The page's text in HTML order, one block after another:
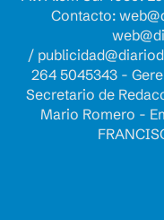
Contacto:
/
264 5045343 -
Secretario de
Mario Romero -